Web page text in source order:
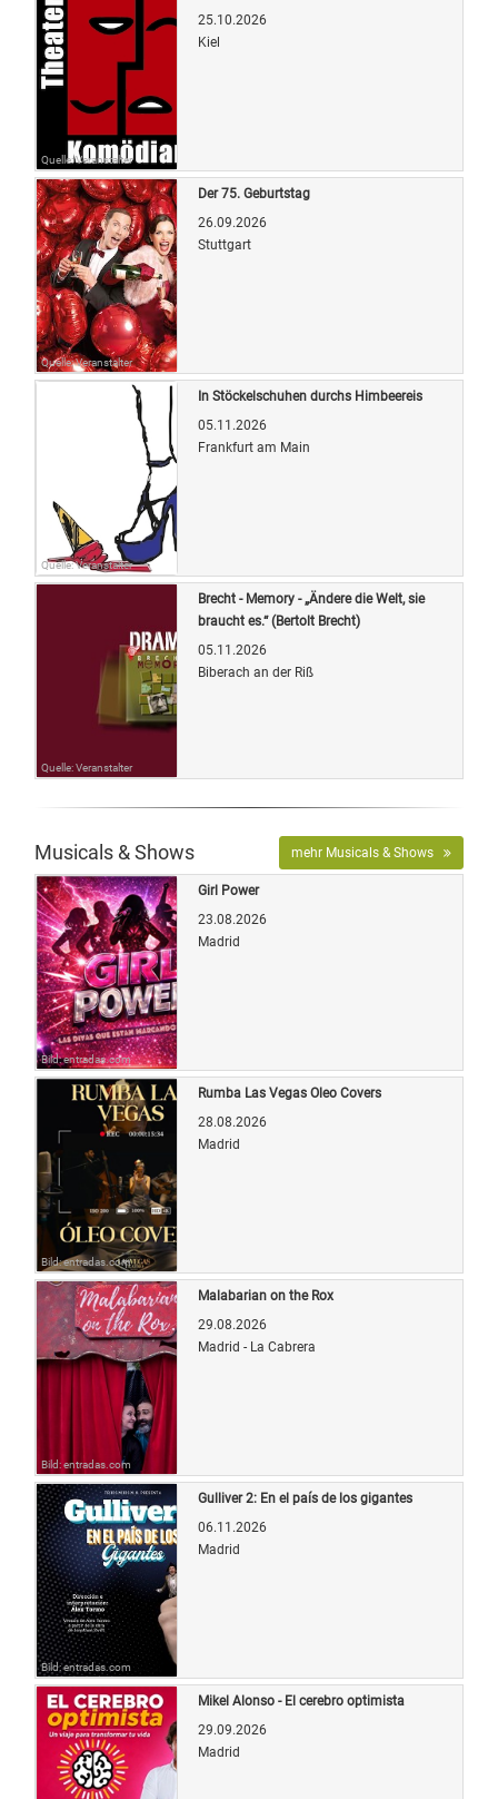
Quelle: Veranstalter
25.10.2026
Kiel
Quelle: Veranstalter
Der 75. Geburtstag
26.09.2026
Stuttgart
Quelle: Veranstalter
In Stöckelschuhen durchs Himbeereis
05.11.2026
Frankfurt am Main
Quelle: Veranstalter
Brecht - Memory - „Ändere die Welt, sie
braucht es.“ (Bertolt Brecht)
05.11.2026
Biberach an der Riß
Musicals & Shows mehr Musicals & Shows
Bild: entradas.com
Girl Power
23.08.2026
Madrid
Bild: entradas.com
Rumba Las Vegas Oleo Covers
28.08.2026
Madrid
Bild: entradas.com
Malabarian on the Rox
29.08.2026
Madrid - La Cabrera
Bild: entradas.com
Gulliver 2: En el país de los gigantes
06.11.2026
Madrid
Mikel Alonso - El cerebro optimista
29.09.2026
Madrid